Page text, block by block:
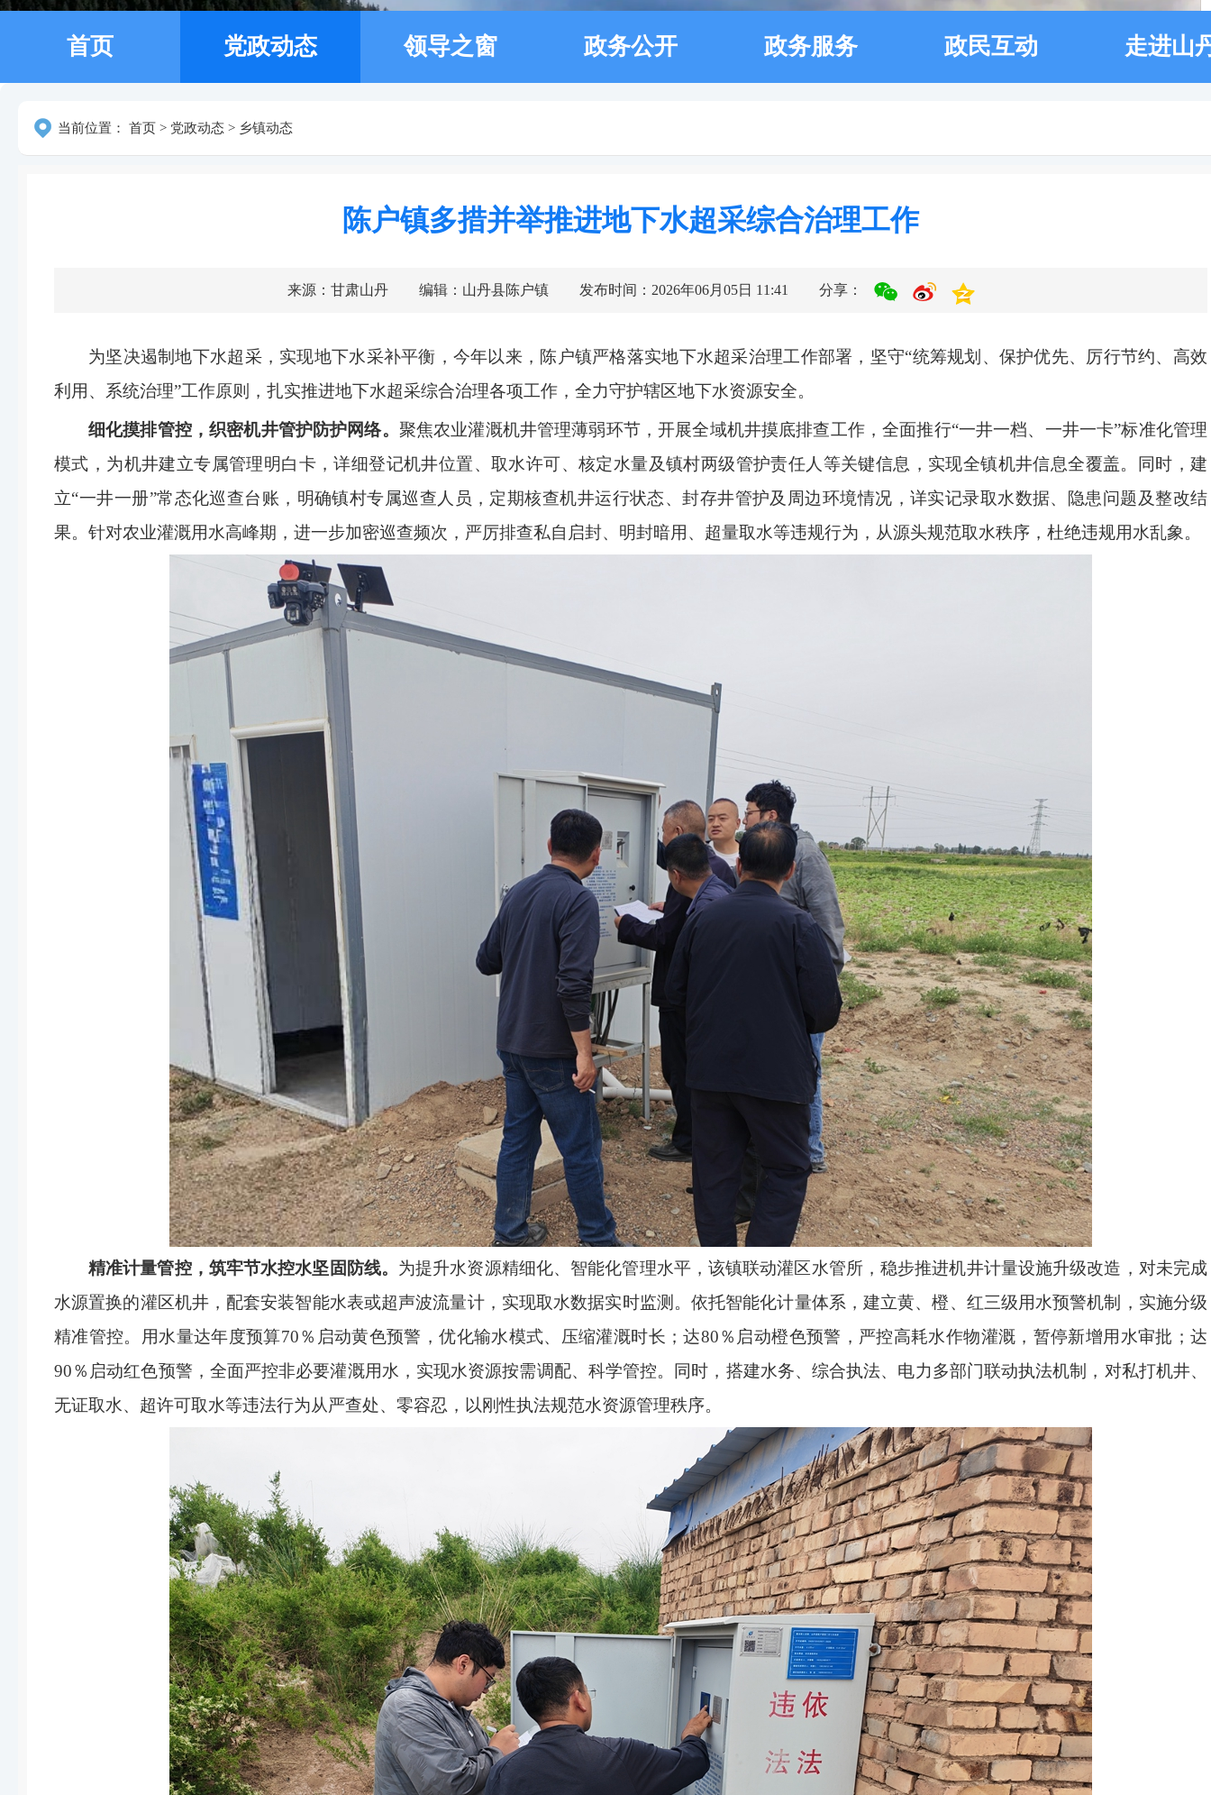
首页 党政动态 领导之窗 政务公开 政务服务 政民互动 走进山
当前位置： 首页 > 党政动态 > 乡镇动态
陈户镇多措并举推进地下水超采综合治理工作
来源：甘肃山丹 编辑：山丹县陈户镇 发布时间：2026年06月05日 11:41 分享：
为坚决遏制地下水超采，实现地下水采补平衡，今年以来，陈户镇严格落实地下水超采治理工作部署，坚守“统筹规划、保护优先、厉行节约、高效
利用、系统治理”工作原则，扎实推进地下水超采综合治理各项工作，全力守护辖区地下水资源安全。
细化摸排管控，织密机井管护防护网络。 聚焦农业灌溉机井管理薄弱环节，开展全域机井摸底排查工作，全面推行“一井一档、一井一卡”标准化管理
模式，为机井建立专属管理明白卡，详细登记机井位置、取水许可、核定水量及镇村两级管护责任人等关键信息，实现全镇机井信息全覆盖。同时，建
立“一井一册”常态化巡查台账，明确镇村专属巡查人员，定期核查机井运行状态、封存井管护及周边环境情况，详实记录取水数据、隐患问题及整改结
果。针对农业灌溉用水高峰期，进一步加密巡查频次，严厉排查私自启封、明封暗用、超量取水等违规行为，从源头规范取水秩序，杜绝违规用水乱象。
精准计量管控，筑牢节水控水坚固防线。 为提升水资源精细化、智能化管理水平， 该镇联动灌区水管所，稳步推进机井计量设施升级改造，对未完成
水源置换的灌区机井，配套安装智能水表或超声波流量计，实现取水数据实时监测。依托智能化计量体系，建立黄、橙、红三级用水预警机制，实施分级
精准管控。用水量达年度预算70％启动黄色预警，优化输水模式、压缩灌溉时长；达80％启动橙色预警，严控高耗水作物灌溉，暂停新增用水审批；达
90％启动红色预警，全面严控非必要灌溉用水，实现水资源按需调配、科学管控。同时，搭建水务、综合执法、电力多部门联动执法机制，对私打机井、
无证取水、超许可取水等违法行为从严查处、零容忍，以刚性执法规范水资源管理秩序。